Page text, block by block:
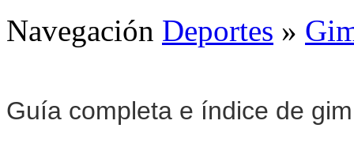
Navegación Deportes »
Guía completa e índice de